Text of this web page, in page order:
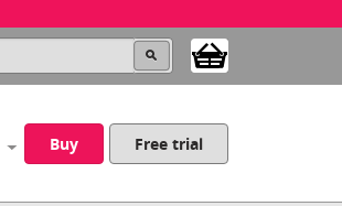
Buy Free trial